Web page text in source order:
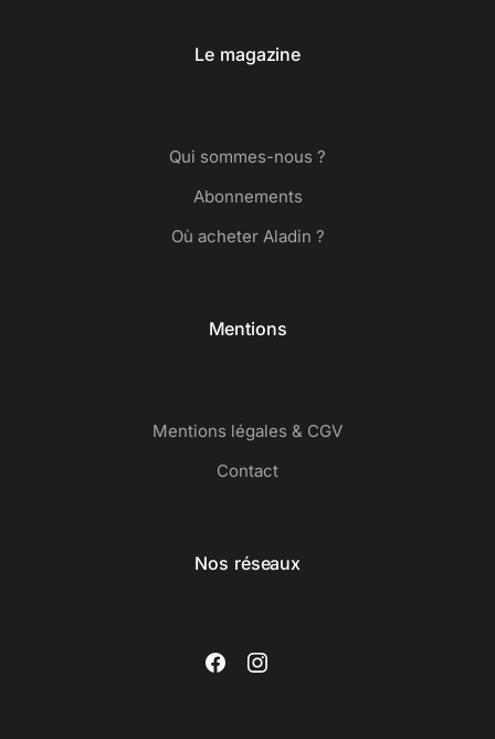
Le magazine
Qui sommes-nous ?
Abonnements
Où acheter Aladin ?
Mentions
Mentions légales & CGV
Contact
Nos réseaux